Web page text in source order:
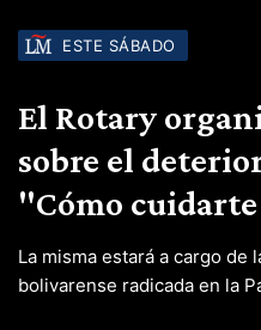
ESTE SÁBADO
El Rotary
sobre el
"Cómo
La misma estará a cargo de
bolivarense radicada en la